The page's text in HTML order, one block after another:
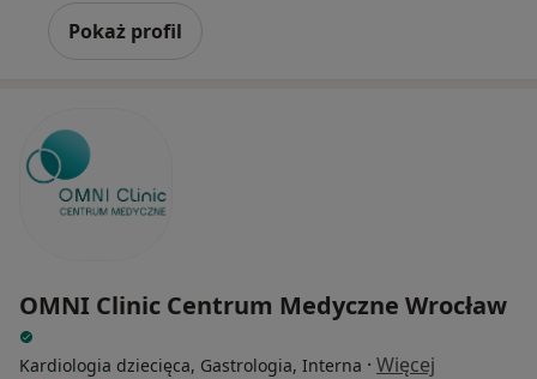
Pokaż profil
OMNI Clinic Centrum Medyczne Wrocław
Kardiologia dziecięca, Gastrologia, Interna · Więcej